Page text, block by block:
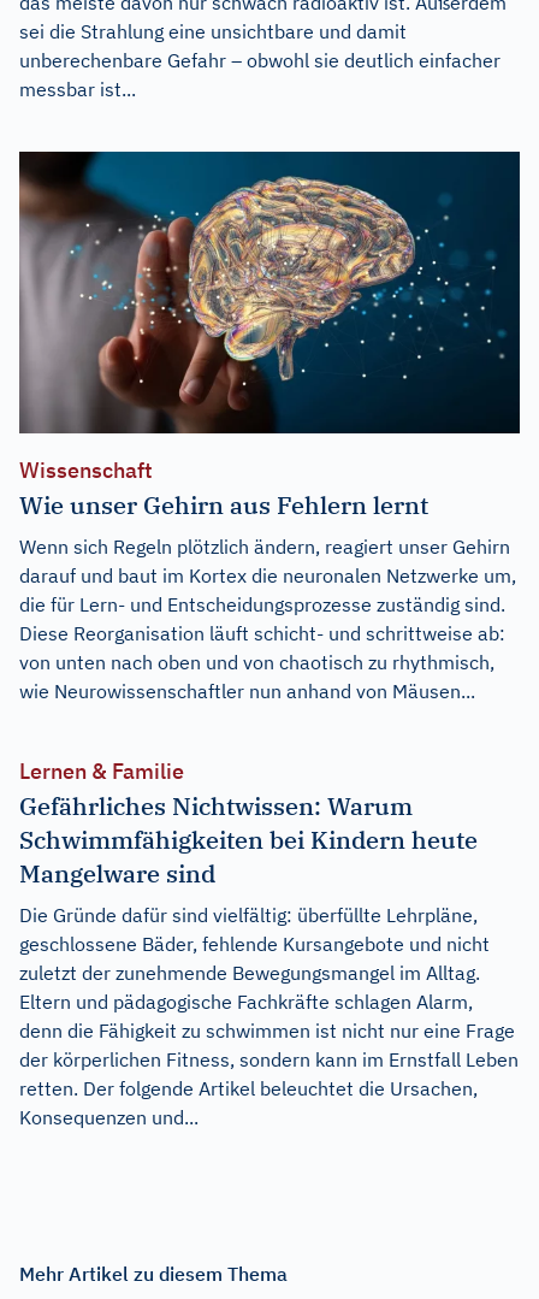
sei die Strahlung eine unsichtbare und damit
unberechenbare Gefahr – obwohl sie deutlich einfacher
messbar ist...
Wissenschaft
Wie unser Gehirn aus Fehlern lernt
Wenn sich Regeln plötzlich ändern, reagiert unser Gehirn
darauf und baut im Kortex die neuronalen Netzwerke um,
die für Lern- und Entscheidungsprozesse zuständig sind.
Diese Reorganisation läuft schicht- und schrittweise ab:
von unten nach oben und von chaotisch zu rhythmisch,
wie Neurowissenschaftler nun anhand von Mäusen...
Lernen & Familie
Gefährliches Nichtwissen: Warum
Schwimmfähigkeiten bei Kindern heute
Mangelware sind
Die Gründe dafür sind vielfältig: überfüllte Lehrpläne,
geschlossene Bäder, fehlende Kursangebote und nicht
zuletzt der zunehmende Bewegungsmangel im Alltag.
Eltern und pädagogische Fachkräfte schlagen Alarm,
denn die Fähigkeit zu schwimmen ist nicht nur eine Frage
der körperlichen Fitness, sondern kann im Ernstfall Leben
retten. Der folgende Artikel beleuchtet die Ursachen,
Konsequenzen und...
Mehr Artikel zu diesem Thema